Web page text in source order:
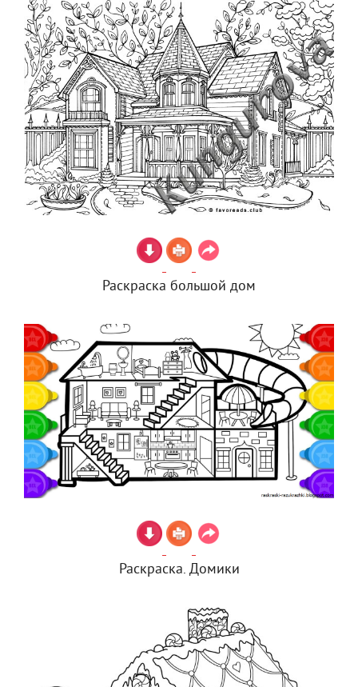
Раскраска большой дом
Раскраска. Домики